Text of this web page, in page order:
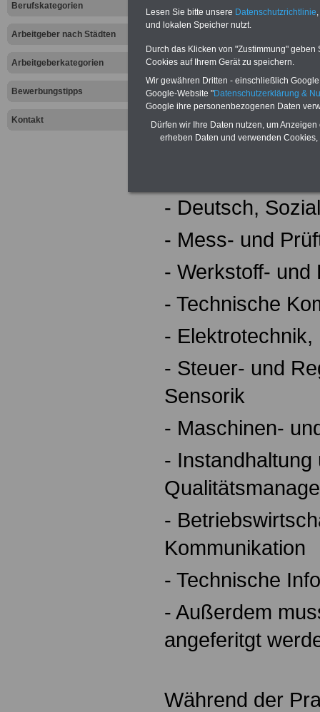
Berufskategorien
Arbeitgeber nach Städten
Arbeitgeberkategorien
Bewerbungstipps
Kontakt
Im
z.B.:
- Mathematik
- Physik
- Deutsch,
- Mess- und
- Werkstoff- und
- Technische
- Elektrotechnik,
- Steuer- und
Sensorik
- Maschinen-
- Instandhaltung
-
Kommunikation
- Technische
- Außerdem
angeferitgt
Während der
Lesen Sie bitte unsere Datenschutzrichtlinie
und lokalen Speicher nutzt.
Durch das Klicken von "Zustimmung"
Cookies auf Ihrem Gerät zu speichern.
Wir gewähren Dritten - einschließlich
Google-Website "Datenschutzerklärung &
Google ihre personenbezogenen Daten
Dürfen wir Ihre Daten nutzen, um
erheben Daten und verwenden